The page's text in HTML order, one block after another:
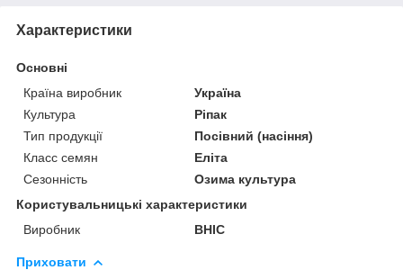
Характеристики
Основні
Країна виробник
Україна
Культура
Ріпак
Тип продукції
Посівний (насіння)
Класс семян
Еліта
Сезонність
Озима культура
Користувальницькі характеристики
Виробник
ВНІС
Приховати